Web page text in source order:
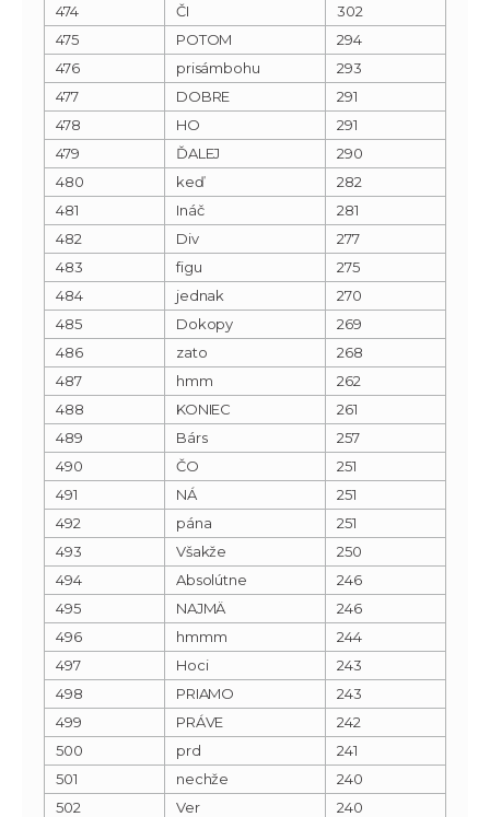
474
ČI
302
475
POTOM
294
476
prisámbohu
293
477
DOBRE
291
478
HO
291
479
ĎALEJ
290
480
keď
282
481
Ináč
281
482
Div
277
483
figu
275
484
jednak
270
485
Dokopy
269
486
zato
268
487
hmm
262
488
KONIEC
261
489
Bárs
257
490
ČO
251
491
NÁ
251
492
pána
251
493
Všakže
250
494
Absolútne
246
495
NAJMÄ
246
496
hmmm
244
497
Hoci
243
498
PRIAMO
243
499
PRÁVE
242
500
prd
241
501
nechže
240
502
Ver
240